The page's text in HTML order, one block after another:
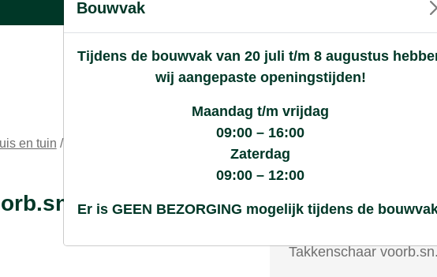
Goede kwaliteitsproducten met een eerlijke prijs
Wie zijn wij? Klantenservice Nieuws
en tuin /
Product
Takkenschaar
Bouwvak
Tijdens de bouwvak van 20 juli t/m 8 augustus
wij aangepaste openingstijden!
Maandag t/m vrijdag
09:00 – 16:00
Zaterdag
09:00 – 12:00
Er is GEEN BEZORGING mogelijk tijdens de